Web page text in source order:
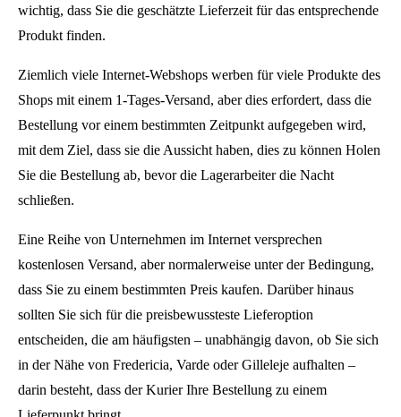
wichtig, dass Sie die geschätzte Lieferzeit für das entsprechende
Produkt finden.
Ziemlich viele Internet-Webshops werben für viele Produkte des
Shops mit einem 1-Tages-Versand, aber dies erfordert, dass die
Bestellung vor einem bestimmten Zeitpunkt aufgegeben wird,
mit dem Ziel, dass sie die Aussicht haben, dies zu können Holen
Sie die Bestellung ab, bevor die Lagerarbeiter die Nacht
schließen.
Eine Reihe von Unternehmen im Internet versprechen
kostenlosen Versand, aber normalerweise unter der Bedingung,
dass Sie zu einem bestimmten Preis kaufen. Darüber hinaus
sollten Sie sich für die preisbewussteste Lieferoption
entscheiden, die am häufigsten – unabhängig davon, ob Sie sich
in der Nähe von Fredericia, Varde oder Gilleleje aufhalten –
darin besteht, dass der Kurier Ihre Bestellung zu einem